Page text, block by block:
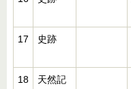
17 史跡
18
天然記